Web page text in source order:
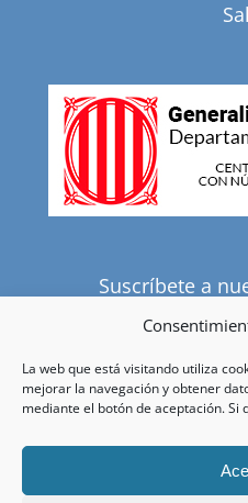
La web que está visitando utiliza
mejorar la navegación y obtener
mediante el botón de aceptación.
Suscríbete a
He leído y acepto